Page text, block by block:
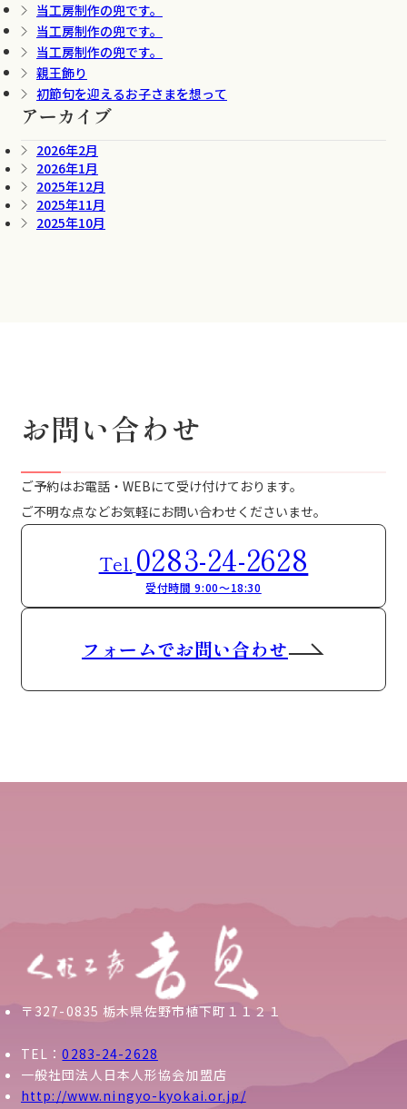
当工房制作の兜です。
当工房制作の兜です。
当工房制作の兜です。
親王飾り
初節句を迎えるお子さまを想って
アーカイブ
2026年2月
2026年1月
2025年12月
2025年11月
2025年10月
お問い合わせ
ご予約はお電話・WEBにて受け付けております。
ご不明な点などお気軽にお問い合わせくださいませ。
Tel. 0283-24-2628
受付時間 9:00～18:30
フォームでお問い合わせ
〒327-0835 栃木県佐野市植下町１１２１
TEL：0283-24-2628
一般社団法人日本人形協会加盟店
http://www.ningyo-kyokai.or.jp/